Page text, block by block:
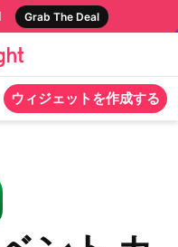
Grab The Deal
ウィジェットを作成する